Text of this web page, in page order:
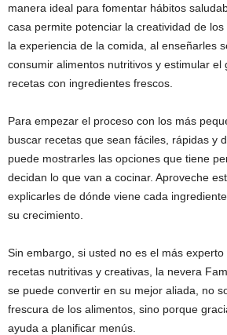
manera ideal para fomentar hábitos
casa permite potenciar la creatividad de
la experiencia de la comida, al enseñarles
consumir alimentos nutritivos y estimular el
recetas con ingredientes frescos.
Para empezar el proceso con los más
buscar recetas que sean fáciles, rápidas y
puede mostrarles las opciones que tiene
decidan lo que van a cocinar. Aproveche
explicarles de dónde viene cada
su crecimiento.
Sin embargo, si usted no es el más
recetas nutritivas y creativas, la nevera
se puede convertir en su mejor aliada, no
frescura de los alimentos, sino porque
ayuda a planificar menús.